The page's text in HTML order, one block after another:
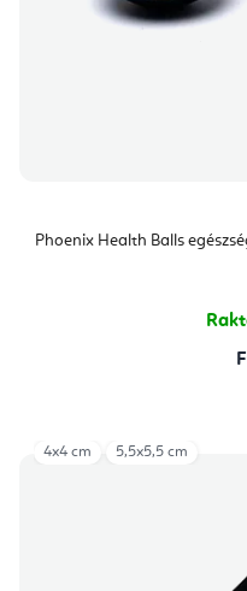
Phoenix Health Balls
4x4 cm 5,5x5,5 cm